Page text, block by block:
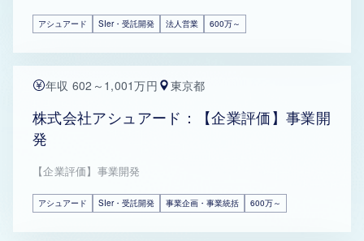
アシュアード SIer・受託開発 法人営業 600万～
年収 602～1,001万円 東京都
株式会社アシュアード：【企業評価】事業開
発
【企業評価】事業開発
アシュアード SIer・受託開発 事業企画・事業統括 600万～